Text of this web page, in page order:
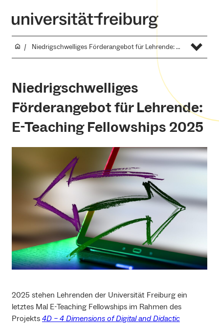
Niedrigschwelliges Förderangebot für Lehrende: E-Teaching Fellowships 2025
Niedrigschwelliges
Förderangebot für Lehrende:
E-Teaching Fellowships 2025
2025 stehen Lehrenden der Universität Freiburg ein
letztes Mal E-Teaching Fellowships im Rahmen des
Projekts 4D – 4 Dimensions of Digital and Didactic